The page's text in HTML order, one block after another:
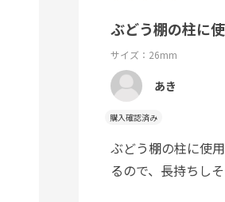
ぶどう棚の柱に
サイズ：26mm
あき
購入確認済み
ぶどう棚の柱に使
るので、長持ちし